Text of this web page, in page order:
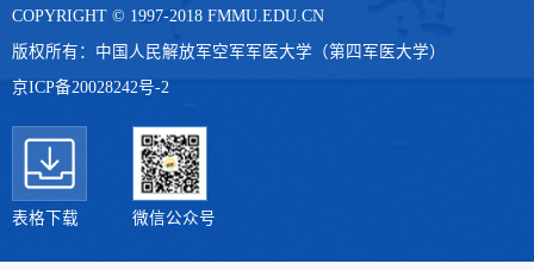
COPYRIGHT © 1997-2018 FMMU.EDU.CN
版权所有：中国人民解放军空军军医大学（第四军医大学）
京ICP备20028242号-2
表格下载 微信公众号